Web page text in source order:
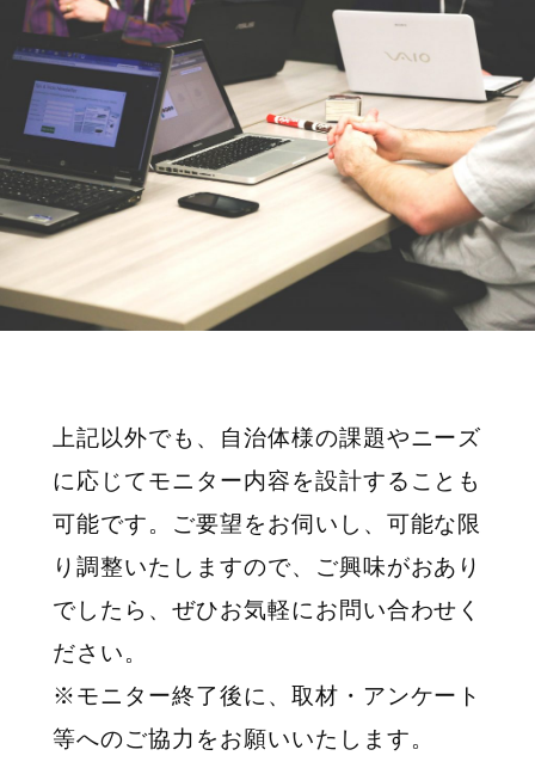
上記以外でも、自治体様の課題やニーズ
に応じてモニター内容を設計することも
可能です。ご要望をお伺いし、可能な限
り調整いたしますので、ご興味がおあり
でしたら、ぜひお気軽にお問い合わせく
ださい。
※モニター終了後に、取材・アンケート
等へのご協力をお願いいたします。